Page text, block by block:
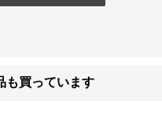
も買っています